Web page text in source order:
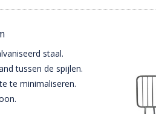
staal.
tussen de spijlen.
te minimaliseren.